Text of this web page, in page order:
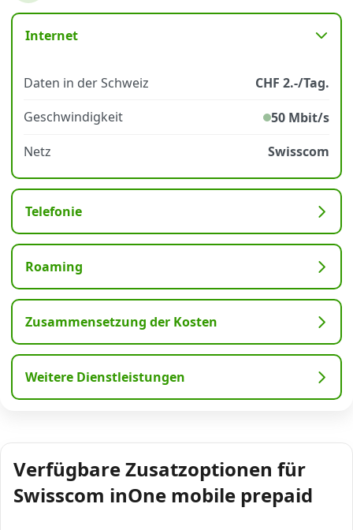
Internet
Daten in der Schweiz
CHF 2.-/Tag.
Geschwindigkeit
50 Mbit/s
Netz
Swisscom
Telefonie
Roaming
Zusammensetzung der Kosten
Weitere Dienstleistungen
Verfügbare Zusatzoptionen für
Swisscom inOne mobile prepaid